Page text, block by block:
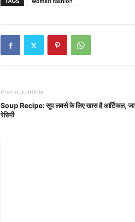
Previous article
Soup Recipe: सूप लवर्स के लिए खास है आर्टिकल,
रेसिपी